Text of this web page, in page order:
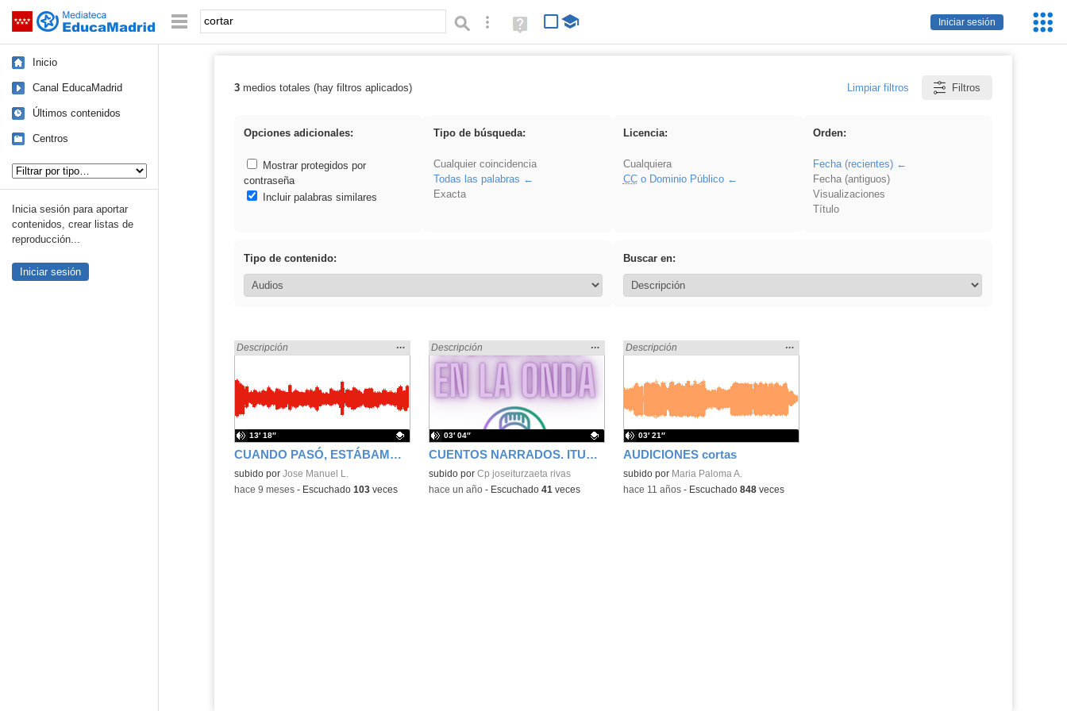
Saltar navegación
Iniciar sesión
Palabra o frase: Búsqueda avanzada
Ayuda
(en
Inicio
Canal EducaMadrid
Últimos contenidos
Centros
Inicia sesión para aportar
contenidos, crear listas de
reproducción...
Iniciar sesión
Resultados de: cortar
3medios totales (hay filtros aplicados) Limpiar filtros Filtros
Opciones adicionales:
Mostrar protegidos por
contraseña
Incluir palabras similares
Tipo de búsqueda:
Cualquier coincidencia
Todas las palabras
Exacta
Licencia:
Cualquiera
CCo Dominio Público
Orden:
Fecha (recientes)
Fecha (antiguos)
Visualizaciones
Título
Tipo de contenido: Buscar en:
CUANDO PASÓ, ESTÁBAMOS AHÍ.
Encontrado «cortar» en:
Descripción
Mostrar
la
de la
búsqueda
…
Contenido educativo.
subido por Jose Manuel L.
13′ 18″
-hace 9 meses- Escuchado 103veces
CUENTOS NARRADOS. ITURZAETA EN LA ONDA
Encontrado «cortar» en:
Descripción
Mostrar
la
ubicación
búsqueda
…
Contenido educativo.
subido por Cp joseiturzaeta rivas
03′ 04″
-hace un año- Escuchado 41 veces
AUDICIONES cortas
Encontrado «cortar» en:
Descripción
Mostrar
la
de la
búsqueda
…
subido por Maria Paloma A.
03′ 21″
-hace 11 años- Escuchado 848veces